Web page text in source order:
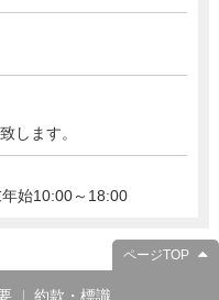
します。
始10:00～18:00
ページTOP
約款・標識